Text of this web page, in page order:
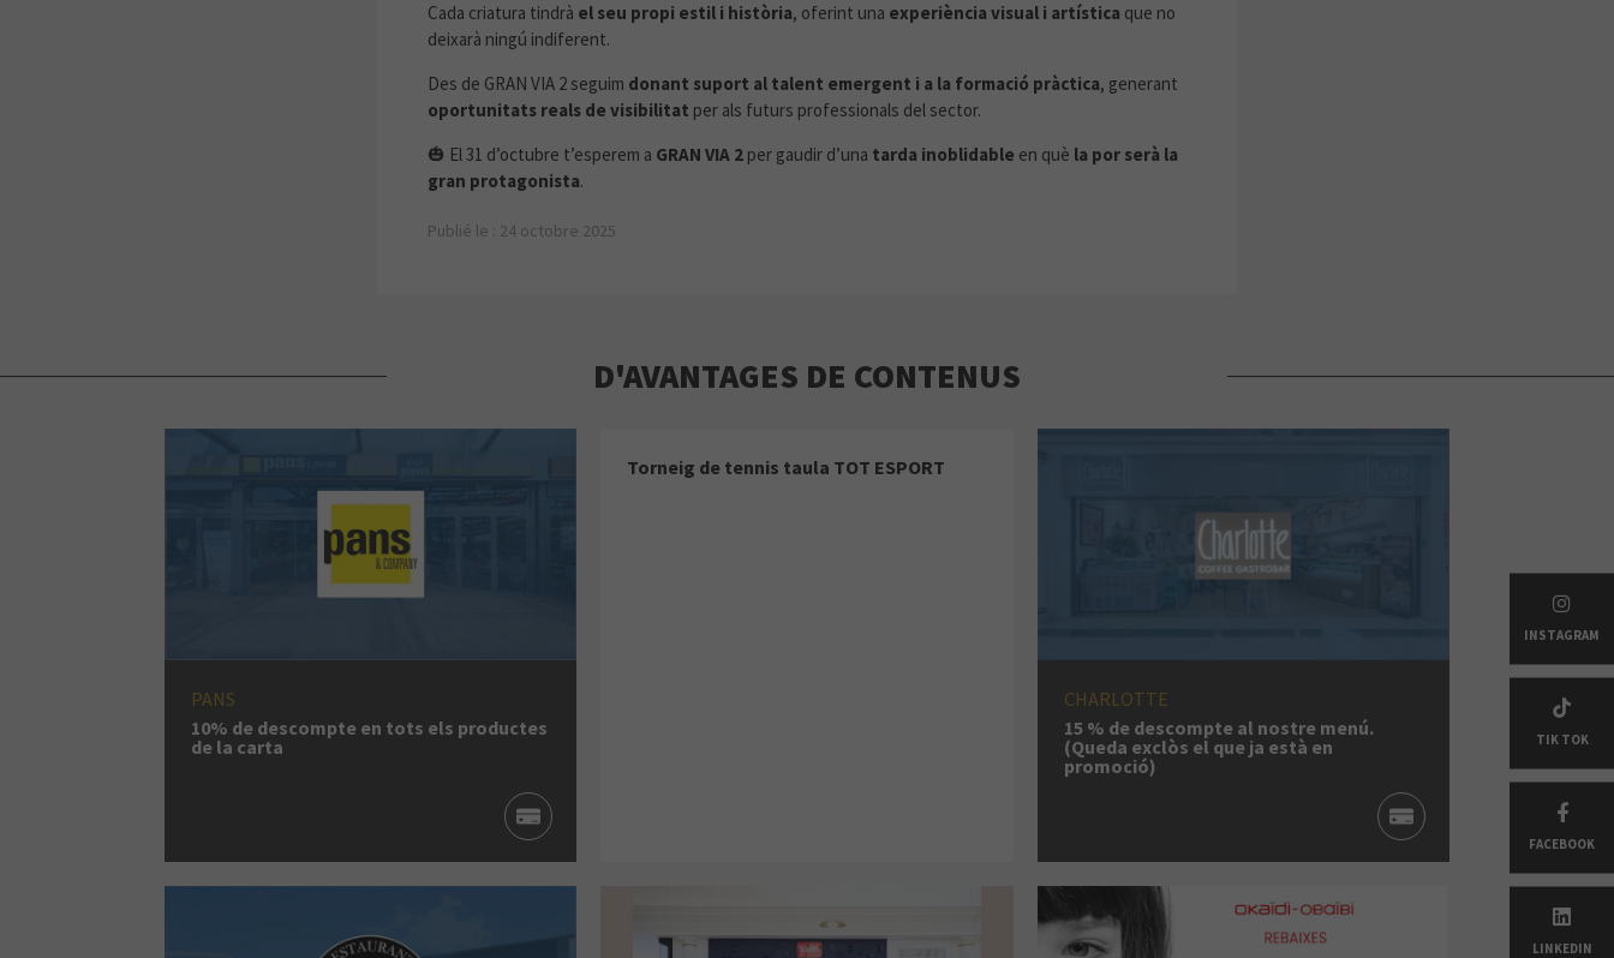
Cada criatura tindrà el seu propi estil i història, oferint una experiència visual i artística que no
deixarà ningú indiferent.
Des de GRAN VIA 2 seguim donant suport al talent emergent i a la formació pràctica, generant
oportunitats reals de visibilitat per als futurs professionals del sector.
🎃 El 31 d’octubre t’esperem a GRAN VIA 2per gaudir d’una tarda inoblidable en què la por serà la
gran protagonista.
Publié le : 24 octobre 2025
D'AVANTAGES DE CONTENUS
PANS
10% de descompte en tots els productes
de la carta
Torneig de tennis taula TOT ESPORT
CHARLOTTE
15 % de descompte al nostre menú.
(Queda exclòs el que ja està en
promoció)
INSTAGRAM
TIK TOK
FACEBOOK
LINKEDIN